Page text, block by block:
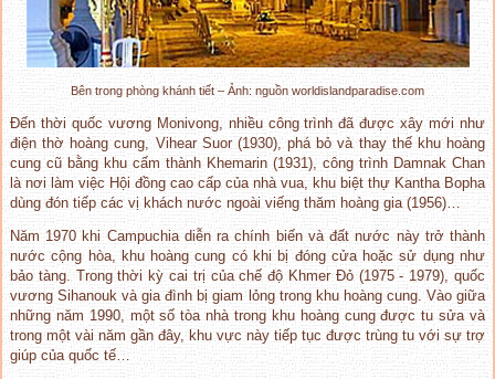
Bên trong phòng khánh tiết – Ảnh: nguồn worldislandparadise.com
Đến thời quốc vương Monivong, nhiều công trình đã được xây mới như
điện thờ hoàng cung, Vihear Suor (1930), phá bỏ và thay thế khu hoàng
cung cũ bằng khu cấm thành Khemarin (1931), công trình Damnak Chan
là nơi làm việc Hội đồng cao cấp của nhà vua, khu biệt thự Kantha Bopha
dùng đón tiếp các vị khách nước ngoài viếng thăm hoàng gia (1956)…
Năm 1970 khi Campuchia diễn ra chính biến và đất nước này trở thành
nước cộng hòa, khu hoàng cung có khi bị đóng cửa hoặc sử dụng như
bảo tàng. Trong thời kỳ cai trị của chế độ Khmer Đỏ (1975 - 1979), quốc
vương Sihanouk và gia đình bị giam lỏng trong khu hoàng cung. Vào giữa
những năm 1990, một số tòa nhà trong khu hoàng cung được tu sửa và
trong một vài năm gần đây, khu vực này tiếp tục được trùng tu với sự trợ
giúp của quốc tế…